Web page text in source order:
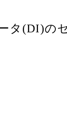
ポイント
めのポイント
特徴はあります
タ(DI)の